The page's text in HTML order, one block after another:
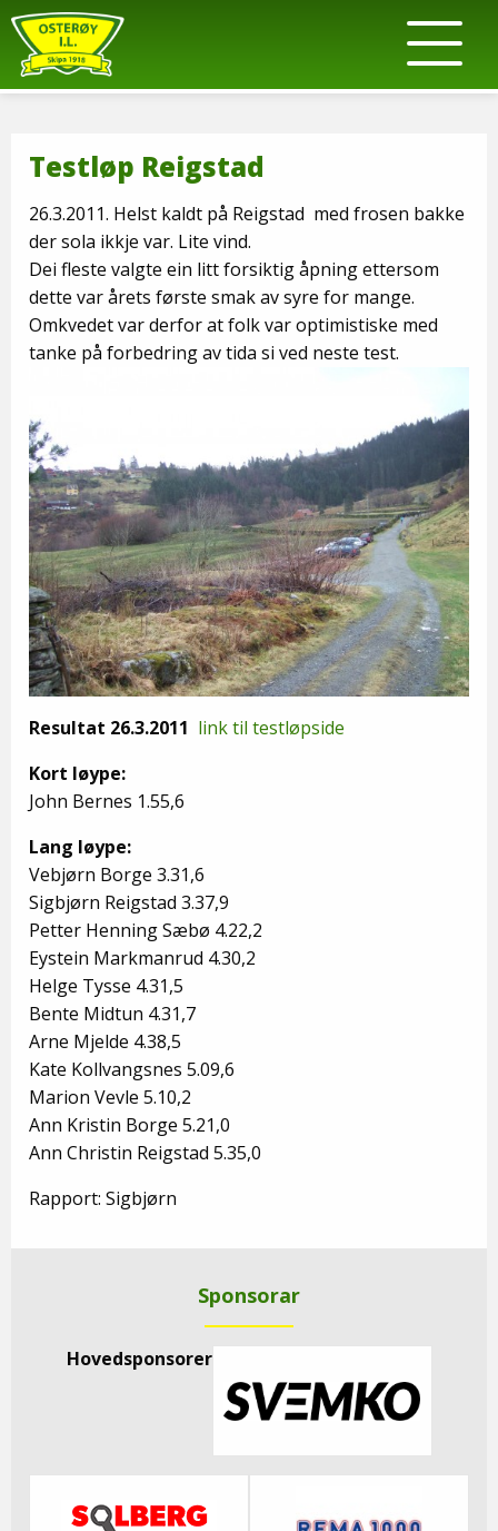
Testløp Reigstad
26.3.2011. Helst kaldt på Reigstad med frosen bakke
der sola ikkje var. Lite vind.
Dei fleste valgte ein litt forsiktig åpning ettersom
dette var årets første smak av syre for mange.
Omkvedet var derfor at folk var optimistiske med
tanke på forbedring av tida si ved neste test.
Resultat 26.3.2011 link til testløpside
Kort løype:
John Bernes 1.55,6
Lang løype:
Vebjørn Borge 3.31,6
Sigbjørn Reigstad 3.37,9
Petter Henning Sæbø 4.22,2
Eystein Markmanrud 4.30,2
Helge Tysse 4.31,5
Bente Midtun 4.31,7
Arne Mjelde 4.38,5
Kate Kollvangsnes 5.09,6
Marion Vevle 5.10,2
Ann Kristin Borge 5.21,0
Ann Christin Reigstad 5.35,0
Rapport: Sigbjørn
Sponsorar
Hovedsponsorer